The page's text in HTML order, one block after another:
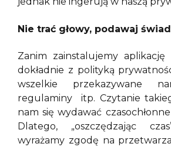
Nie trać głowy, podawaj
Zanim zainstalujemy aplikację
dokładnie z polityką
wszelkie przekazywane
regulaminy itp. Czytanie
nam się wydawać
Dlatego, „oszczędzając
wyrażamy zgodę na